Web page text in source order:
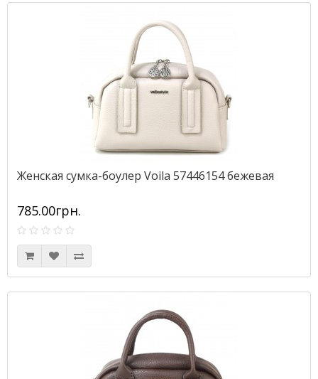
Женская сумка-боулер Voila 57446154 бежевая
785.00грн.